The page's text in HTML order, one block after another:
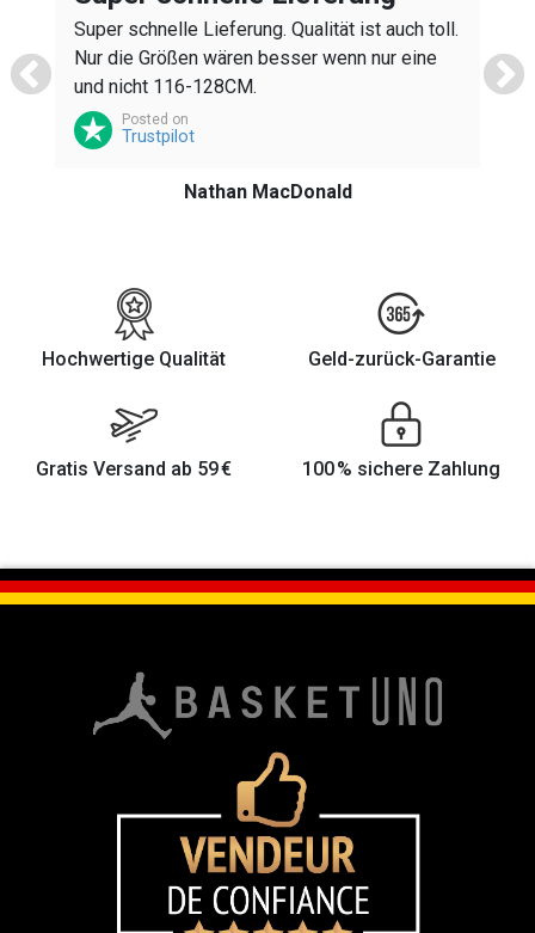
Super schnelle Lieferung. Qualität ist auch toll.
Nur die Größen wären besser wenn nur eine
und nicht 116-128CM.
Posted on
Trustpilot
Nathan MacDonald
Hochwertige Qualität Geld-zurück-Garantie
Gratis Versand ab 59 € 100 % sichere Zahlung